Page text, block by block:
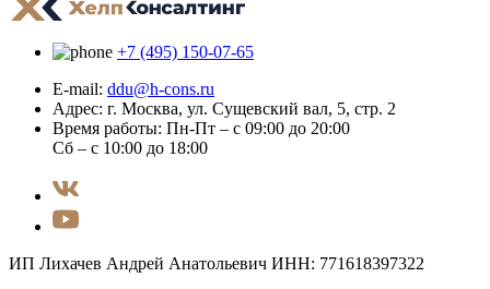
+7 (495) 150-07-65
E-mail: ddu@h-cons.ru
Адрес: г. Москва, ул. Сущевский вал, 5, стр. 2
Время работы: Пн-Пт – с 09:00 до 20:00
Сб – с 10:00 до 18:00
ИП Лихачев Андрей Анатольевич ИНН: 771618397322